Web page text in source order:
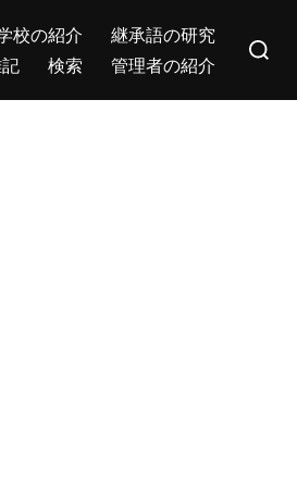
校の紹介
継承語の研究
検索 管理者の紹介
for: